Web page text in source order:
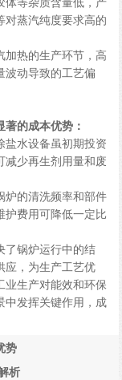
对蒸汽纯度要求高的
热的生产环节，高
波动导致的工艺偏
的成本优势：
水设备虽初期投资
减少再生剂用量和废
的清洗频率和部件
护费用可降低一定比
锅炉运行中的结
应，为生产工艺优
业生产对能效和环保
中发挥关键作用，成
势
析